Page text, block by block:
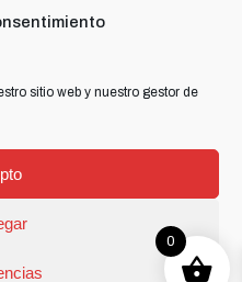
sitio web y nuestro gestor de
0